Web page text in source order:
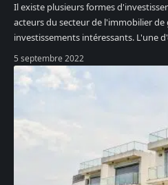
Il existe plusieurs formes
acteurs du secteur de l'immobilier
investissements intéressants. L'une
5 septembre 2022